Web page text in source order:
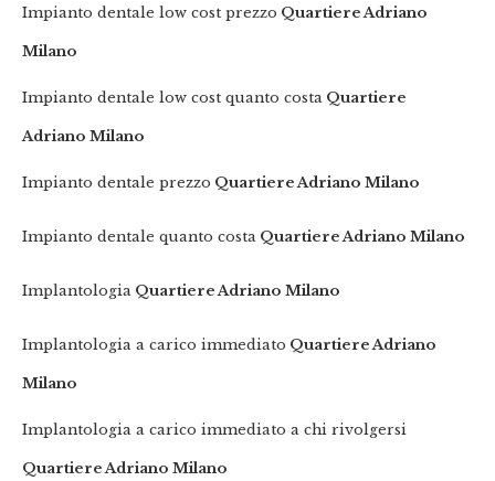
Impianto dentale low cost prezzo Quartiere Adriano
Milano
Impianto dentale low cost quanto costa Quartiere
Adriano Milano
Impianto dentale prezzo Quartiere Adriano Milano
Impianto dentale quanto costa Quartiere Adriano Milano
Implantologia Quartiere Adriano Milano
Implantologia a carico immediato Quartiere Adriano
Milano
Implantologia a carico immediato a chi rivolgersi
Quartiere Adriano Milano